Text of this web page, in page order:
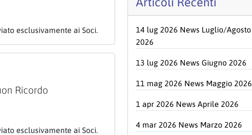
esclusivamente ai Soci.
Ricordo
esclusivamente ai Soci.
14 lug 2026 News Luglio/Agosto
2026
13 lug 2026 News Giugno 2026
11 mag 2026 News Maggio 2026
1 apr 2026 News Aprile 2026
4 mar 2026 News Marzo 2026